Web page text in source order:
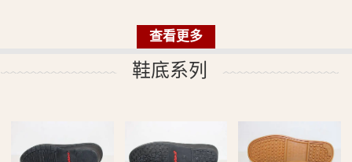
查看更多
鞋底系列